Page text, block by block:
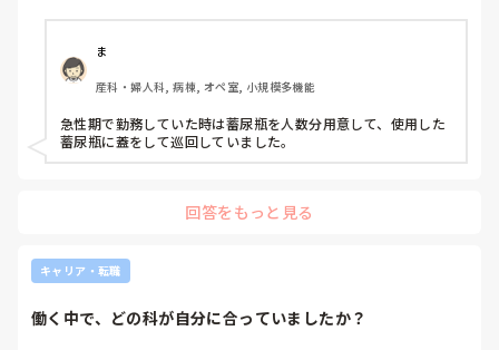
ットしワゴン下段に乗せて破棄していき最後まとめて汚物処
理室で破棄してたのでその方法はダメなのか？と疑問抱いて
ます。もちろん汚物見えないようワゴンにカバーする等対策
して。
皆さんの病棟ではどのような方法取られてますか？
ま
産科・婦人科, 病棟, オペ室, 小規模多機能
急性期で勤務していた時は蓄尿瓶を人数分用意して、使用した
蓄尿瓶に蓋をして巡回していました。
回答をもっと見る
キャリア・転職
働く中で、どの科が自分に合っていましたか？